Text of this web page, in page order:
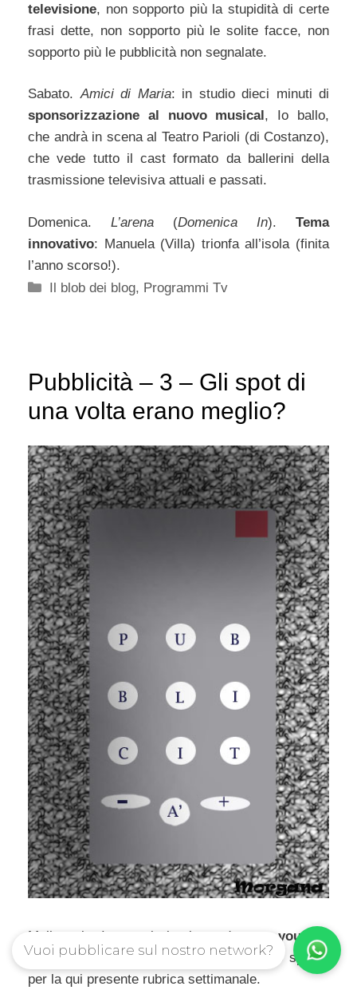
televisione, non sopporto più la stupidità di certe
frasi dette, non sopporto più le solite facce, non
sopporto più le pubblicità non segnalate.
Sabato.Amici di Maria: in studio dieci minuti di
sponsorizzazione al nuovo musical , Io ballo,
che andrà in scena al Teatro Parioli (di Costanzo),
che vede tutto il cast formato da ballerini della
trasmissione televisiva attuali e passati.
Domenica. L’arena (Domenica In). Tema
innovativo: Manuela (Villa) trionfa all’isola (finita
l’anno scorso!).
Categorie
Il blob dei blog, Programmi Tv
Pubblicità – 3 – Gli spot di
una volta erano meglio?
Malinconia. In questi giorni guardavo su youtube
le pubblicità del passato per trovare uno spunto
per la qui presente rubrica settimanale.
Vuoi pubblicare sul nostro network?